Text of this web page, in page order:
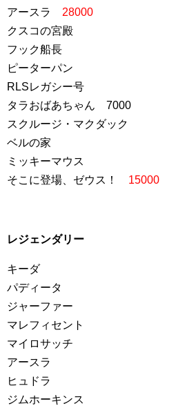
アースラ 28000
クスコの宮殿
フック船長
ピーターパン
RLSレガシー号
タラおばあちゃん 7000
スクルージ・マクダック
ベルの家
ミッキーマウス
そこに登場、ゼウス！ 15000
レジェンダリー
キーダ
パディータ
ジャーファー
マレフィセント
マイロサッチ
アースラ
ヒュドラ
ジムホーキンス